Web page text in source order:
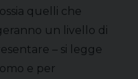
quelli che
un livello di
– si legge
e per